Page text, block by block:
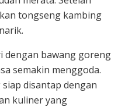
tongseng kambing
dengan bawang goreng
semakin menggoda.
disantap dengan
kuliner yang